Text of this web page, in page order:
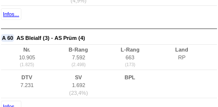
Infos...
A 60 AS Bleialf (3) - AS Prüm (4)
Nr.
10.905
(1.825)
B-Rang
7.592
(2.498)
L-Rang
663
(173)
Land
RP
DTV
7.231
SV
1.692
(23,4%)
BPL